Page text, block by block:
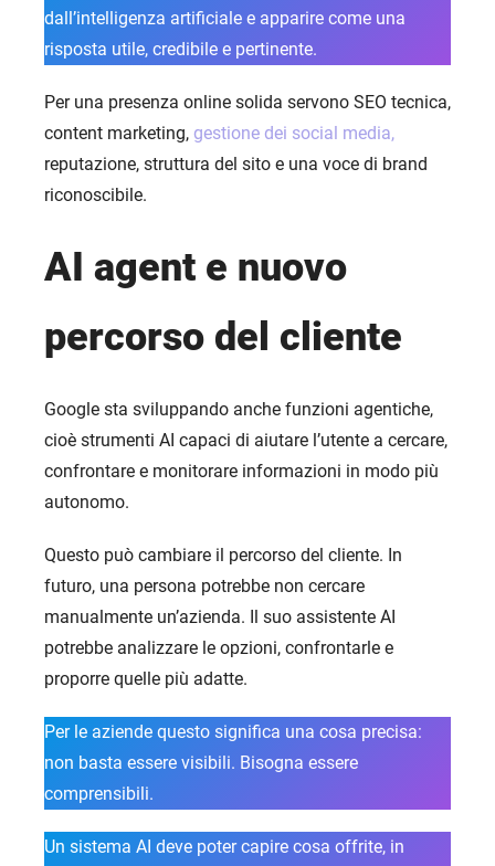
dall’intelligenza artificiale e apparire come una
risposta utile, credibile e pertinente.
Per una presenza online solida servono SEO tecnica,
content marketing, gestione dei social media,
reputazione, struttura del sito e una voce di brand
riconoscibile.
AI agent e nuovo
percorso del cliente
Google sta sviluppando anche funzioni agentiche,
cioè strumenti AI capaci di aiutare l’utente a cercare,
confrontare e monitorare informazioni in modo più
autonomo.
Questo può cambiare il percorso del cliente. In
futuro, una persona potrebbe non cercare
manualmente un’azienda. Il suo assistente AI
potrebbe analizzare le opzioni, confrontarle e
proporre quelle più adatte.
Per le aziende questo significa una cosa precisa:
non basta essere visibili. Bisogna essere
comprensibili.
Un sistema AI deve poter capire cosa offrite, in